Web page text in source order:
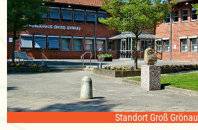
Standort Groß Grönau